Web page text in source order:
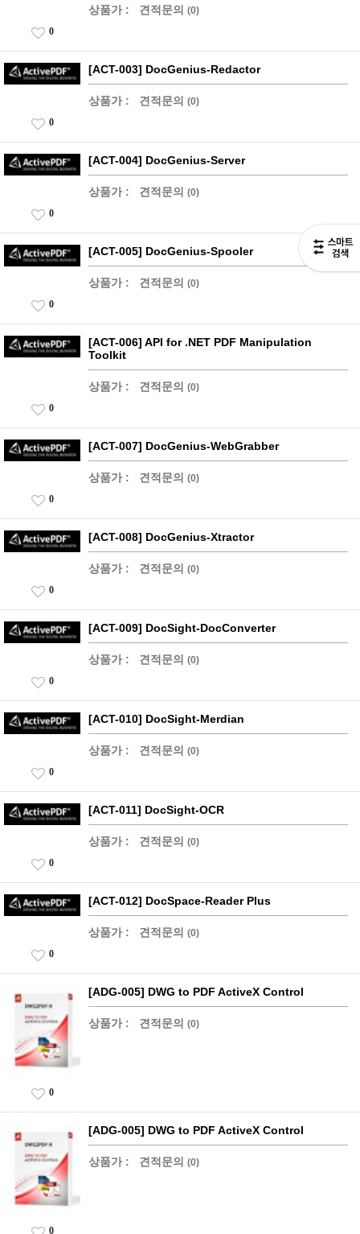
상품가 : 견적문의 (0)
0
[ACT-003] DocGenius-Redactor
상품가 : 견적문의 (0)
0
[ACT-004] DocGenius-Server
상품가 : 견적문의 (0)
0
[ACT-005] DocGenius-Spooler
상품가 : 견적문의 (0)
0
[ACT-006] API for .NET PDF Manipulation
Toolkit
상품가 : 견적문의 (0)
0
[ACT-007] DocGenius-WebGrabber
상품가 : 견적문의 (0)
0
[ACT-008] DocGenius-Xtractor
상품가 : 견적문의 (0)
0
[ACT-009] DocSight-DocConverter
상품가 : 견적문의 (0)
0
[ACT-010] DocSight-Merdian
상품가 : 견적문의 (0)
0
[ACT-011] DocSight-OCR
상품가 : 견적문의 (0)
0
[ACT-012] DocSpace-Reader Plus
상품가 : 견적문의 (0)
0
[ADG-005] DWG to PDF ActiveX Control
상품가 : 견적문의 (0)
0
[ADG-005] DWG to PDF ActiveX Control
상품가 : 견적문의 (0)
0